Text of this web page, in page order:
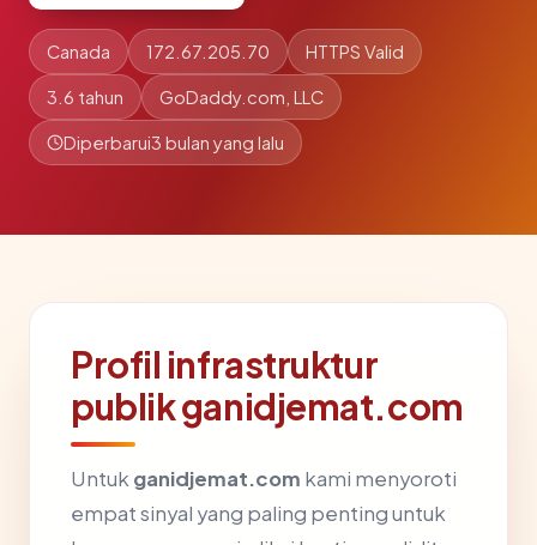
Canada 172.67.205.70 HTTPS Valid
3.6 tahun GoDaddy.com, LLC
Diperbarui3 bulan yang lalu
Profil infrastruktur
publik ganidjemat.com
Untuk ganidjemat.com kami menyoroti
empat sinyal yang paling penting untuk